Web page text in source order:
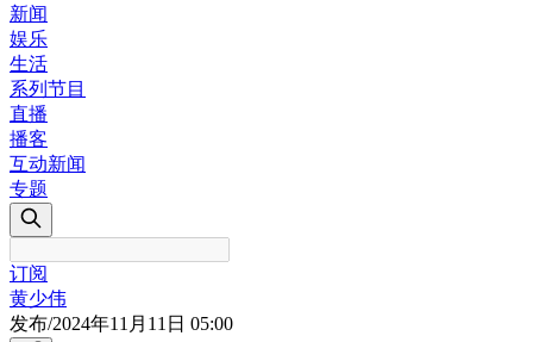
新闻
娱乐
生活
系列节目
直播
播客
互动新闻
专题
订阅
黄少伟
发布/2024年11月11日 05:00